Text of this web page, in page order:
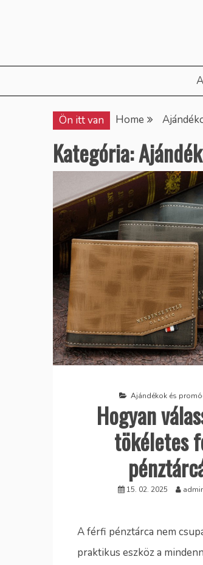
Ön itt van Home
Kategória:
Ajándékok és
Hogyan
tökéletes
15. 02. 2025
A férfi pénztárca nem
praktikus eszköz a